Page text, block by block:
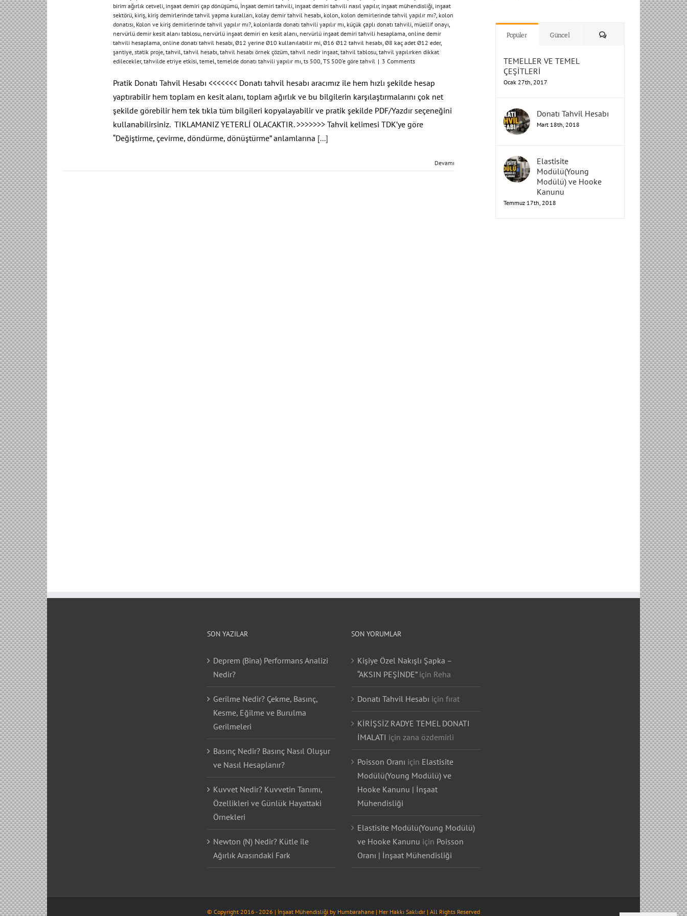
birim ağırlık cetveli inşaat demiri çap dönüşümü İnşaat demiri tahvili inşaat demiri tahvili nasıl yapılır, inşaat mühendisliği inşaat
sektörü kiriş kiriş demirlerinde tahvil yapma kuralları kolay demir tahvil hesabı kolon kolon demirlerinde tahvil yapılır mı? kolon
donatısı Kolon ve kiriş demirlerinde tahvil yapılır mı? kolonlarda donatı tahvili yapılır mı küçük çaplı donatı tahvili müellif onayı
nervürlü demir kesit alanı tablosu nervürlü inşaat demiri en kesit alanı nervürlü inşaat demiri tahvili hesaplama online demir
tahvili hesaplama online donatı tahvil hesabı Ø12 yerine Ø10 kullanılabilir mi Ø16 Ø12 tahvil hesabı Ø8 kaç adet Ø12 eder,
şantiye statik proje tahvil tahvil hesabı tahvil hesabı örnek çözüm tahvil nedir inşaat tahvil tablosu tahvil yapılırken dikkat
edilecekler, tahvilde etriye etkisi temel temelde donatı tahvili yapılır mı ts 500 TS 500’e göre tahvil | 3 Comments
Pratik Donatı Tahvil Hesabı <<<<<<< Donatı tahvil hesabı aracımız ile hem hızlı şekilde hesap
yaptırabilir hem toplam en kesit alanı, toplam ağırlık ve bu bilgilerin karşılaştırmalarını çok net
şekilde görebilir hem tek tıkla tüm bilgileri kopyalayabilir ve pratik şekilde PDF/Yazdır seçeneğini
kullanabilirsiniz. TIKLAMANIZ YETERLİ OLACAKTIR. >>>>>>> Tahvil kelimesi TDK’ye göre
“Değiştirme, çevirme, döndürme, dönüştürme” anlamlarına [...]
Devamı
TEMELLER VE TEMEL
ÇEŞİTLERİ
Donatı Tahvil Hesabı
Elastisite
Modülü(Young
Modülü) ve Hooke
Kanunu
Deprem (Bina) Performans Analizi
Gerilme Nedir? Çekme, Basınç,
Kesme, Eğilme ve Burulma
Basınç Nedir? Basınç Nasıl Oluşur
Kuvvet Nedir? Kuvvetin Tanımı,
Özellikleri ve Günlük Hayattaki
Newton (N) Nedir? Kütle ile
Kişiye Özel Nakışlı Şapka –
KİRİŞSİZ RADYE TEMEL DONATI
Poisson Oranı için
Elastisite
Modülü(Young Modülü) ve
Hooke Kanunu | İnşaat
Elastisite Modülü(Young Modülü)
ve Hooke Kanunu
için Poisson